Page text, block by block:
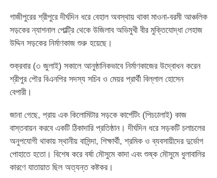
গাজীপুরের শ্রীপুরে দীর্ঘদিন ধরে বেহাল অবস্থায় থাকা মাওনা-বরমী আঞ্চলিক
সড়কের ন্যাশনাল পোল্ট্রি থেকে উজিলাব অভিমুখী বীর মুক্তিযোদ্ধা লেহাজ
উদ্দিন সড়কের নির্মাণকাজ শুরু হয়েছে।
শুক্রবার (৩ জুলাই) সকালে আনুষ্ঠানিকভাবে নির্মাণকাজের উদ্বোধন করেন
শ্রীপুর পৌর বিএনপির সদস্য সচিব ও মেয়র প্রার্থী বিল্লাল হোসেন
বেপারী।
জানা গেছে, প্রায় এক কিলোমিটার সড়কে কার্পেটিং (পিচঢালাই) কাজ
বাস্তবায়ন করবে একটি ঠিকাদারি প্রতিষ্ঠান। দীর্ঘদিন ধরে সড়কটি চলাচলের
অনুপযোগী থাকায় স্থানীয় বাসিন্দা, শিক্ষার্থী, শ্রমিক ও ব্যবসায়ীদের দুর্ভোগ
পোহাতে হতো। বিশেষ করে বর্ষা মৌসুমে কাদা এবং শুষ্ক মৌসুমে ধুলাবালির
কারণে যাতায়াত ছিল অত্যন্ত কষ্টকর।